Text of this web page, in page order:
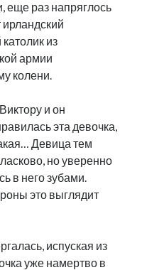
еще раз напряглось
из
армии
колени.
и он
эта девочка,
Девица тем
но уверенно
в него зубами.
это выглядит
испуская из
уже намертво в